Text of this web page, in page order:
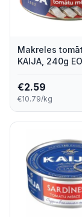
Makreles
KAIJA, 240g EO
€2.59
€10.79/kg